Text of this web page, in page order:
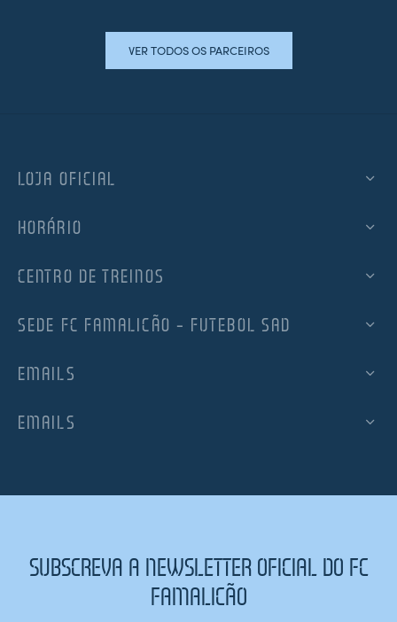
VER TODOS OS PARCEIROS
LOJA OFICIAL
HORÁRIO
CENTRO DE TREINOS
SEDE FC FAMALICÃO – FUTEBOL SAD
EMAILS
EMAILS
SUBSCREVA A NEWSLETTER OFICIAL DO FC
FAMALICÃO